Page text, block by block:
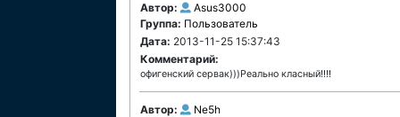
Автор:
Asus3000
Группа: Пользователь
Дата: 2013-11-25 15:37:43
Комментарий:
офигенский сервак)))Реально класный!!!!
Автор:
Ne5h